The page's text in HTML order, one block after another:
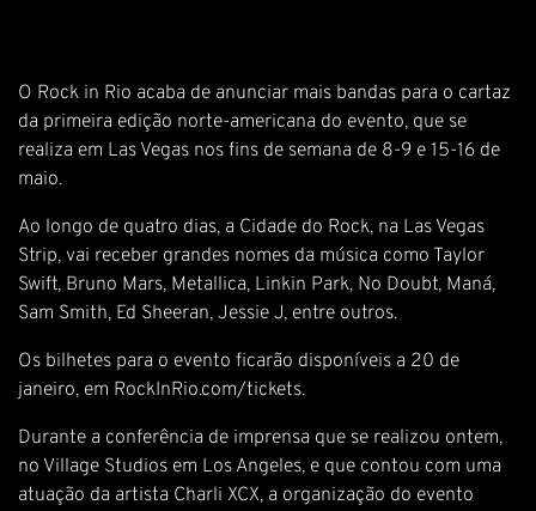
O Rock in Rio acaba de anunciar mais bandas para o cartaz
da primeira edição norte-americana do evento, que se
realiza em Las Vegas nos fins de semana de 8-9 e 15-16 de
maio.
Ao longo de quatro dias, a Cidade do Rock, na Las Vegas
Strip, vai receber grandes nomes da música como Taylor
Swift, Bruno Mars, Metallica, Linkin Park, No Doubt, Maná,
Sam Smith, Ed Sheeran, Jessie J, entre outros.
Os bilhetes para o evento ficarão disponíveis a 20 de
janeiro, em RockInRio.com/tickets.
Durante a conferência de imprensa que se realizou ontem,
no Village Studios em Los Angeles, e que contou com uma
atuação da artista Charli XCX, a organização do evento